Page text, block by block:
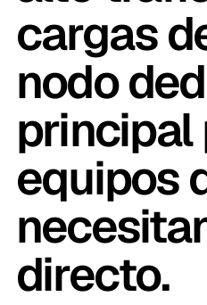
cargas
nodo
principal
equipos
directo.